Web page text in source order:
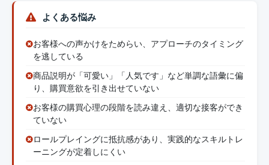
よくある悩み
お客様への声かけをためらい、アプローチのタイミング
を逃している
商品説明が「可愛い」「人気です」など単調な語彙に偏
り、購買意欲を引き出せていない
お客様の購買心理の段階を読み違え、適切な接客ができ
ていない
ロールプレイングに抵抗感があり、実践的なスキルトレ
ーニングが定着しにくい